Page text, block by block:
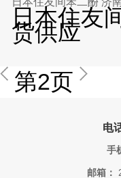
日本住友
货供应
第2页
电
手
邮箱：